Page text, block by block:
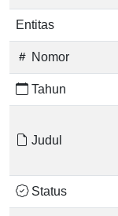
Entitas
Nomor
Tahun
Judul
Status